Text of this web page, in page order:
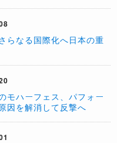
らなる国際化へ日本の重
モハーフェス、パフォー
因を解消して反撃へ